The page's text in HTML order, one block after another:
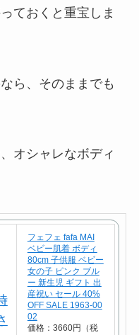
ておくと重宝しま
ら、そのままでも
オシャレなボディ
フェフェ fafa MAI
ベビー肌着 ボディ
80cm 子供服 ベビー
女の子 ピンク ブル
ー 新生児 ギフト 出
産祝い セール 40%
OFF SALE 1963-00
02
価格：3660円（税